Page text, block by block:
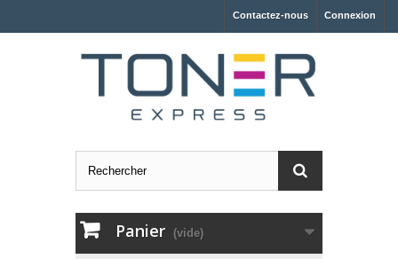
Connexion
Contactez-nous
Panier (vide)